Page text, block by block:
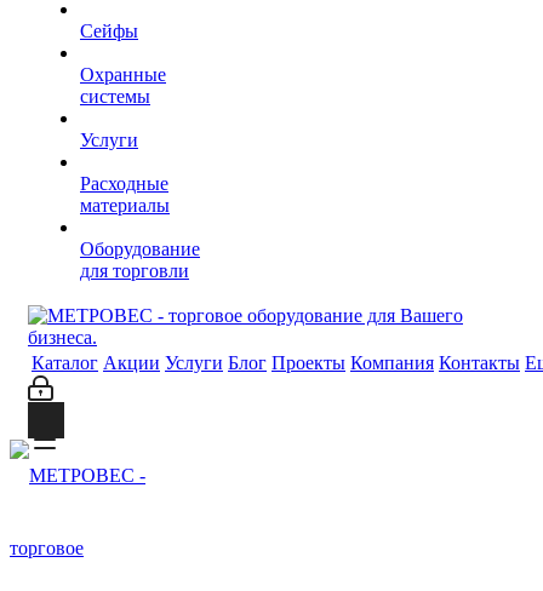
Сейфы
Охранные
системы
Услуги
Расходные
материалы
Оборудование
для торговли
Каталог Акции Услуги Блог Проекты Компания Контакты